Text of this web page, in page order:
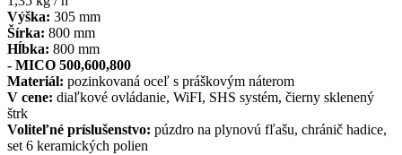
Výška: 305 mm
Šírka: 800 mm
Hĺbka: 800 mm
- MICO 500,600,800
Materiál: pozinkovaná oceľ s práškovým náterom
V cene: diaľkové ovládanie, WiFI, SHS systém, čierny sklenený
štrk
Voliteľné príslušenstvo: púzdro na plynovú fľašu, chránič hadice,
set 6 keramických polien